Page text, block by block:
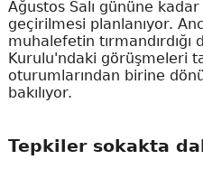
Ağustos Salı gününe
geçirilmesi planlanıyor.
muhalefetin
Kurulu'ndaki görüşmeleri
oturumlarından birine
bakılıyor.
Tepkiler sokakta